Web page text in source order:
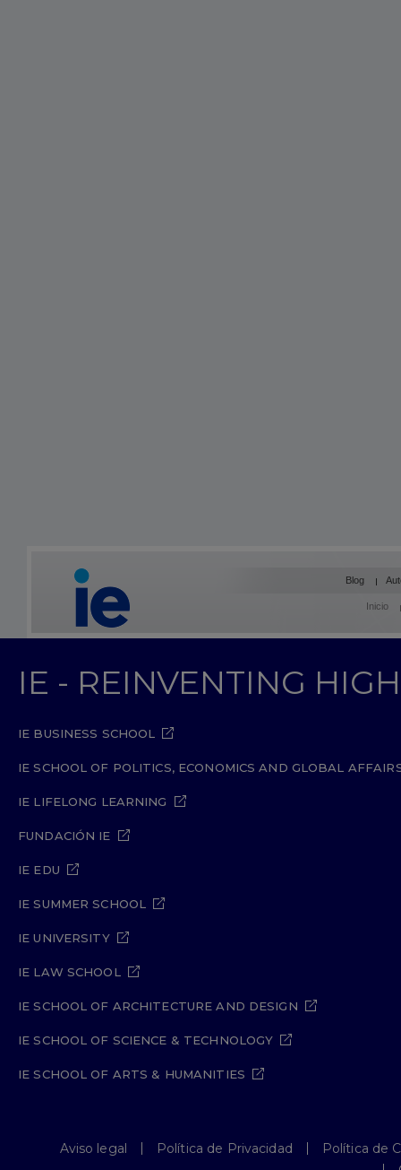
Blog
Inicio
IE - REINVENTING
IE BUSINESS SCHOOL
IE SCHOOL OF POLITICS, ECONOMICS AND GLOBAL
IE LIFELONG LEARNING
FUNDACIÓN IE
IE EDU
IE SUMMER SCHOOL
IE UNIVERSITY
IE LAW SCHOOL
IE SCHOOL OF ARCHITECTURE AND DESIGN
IE SCHOOL OF SCIENCE & TECHNOLOGY
IE SCHOOL OF ARTS & HUMANITIES
Aviso legal Política de Privacidad
Política de